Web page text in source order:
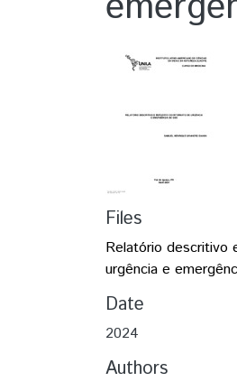
Files
Relatório descritivo
urgência e
Date
2024
Authors